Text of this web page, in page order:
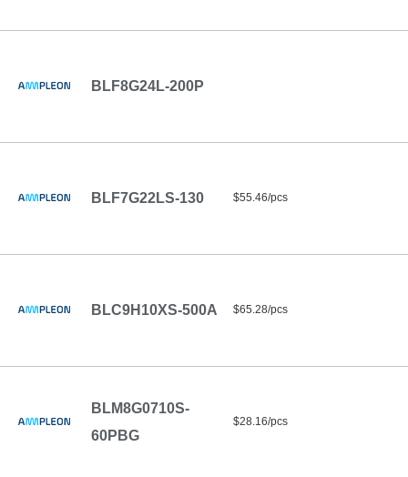
BLF8G24L-200P
BLF7G22LS-130 $55.46/pcs
BLC9H10XS-500A $65.28/pcs
BLM8G0710S-
60PBG
$28.16/pcs